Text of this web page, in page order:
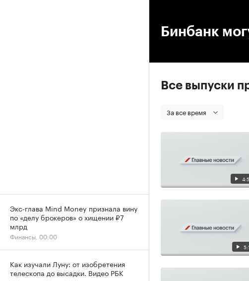
Бинбанк
Все выпуски
За все время
Экс-глава Mind Money признала вину
по «делу брокеров» о хищении ₽7
млрд
Финансы, 00:00
Как изучали Луну: от изобретения
телескопа до высадки. Видео РБК